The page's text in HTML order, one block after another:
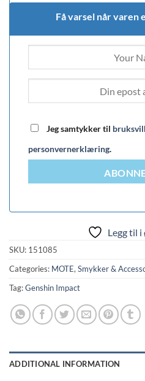
Få varsel når varen
Jeg samtykker til
personvernerklæring.
Legg til
SKU: 151085
Categories: MOTE, Smykker &
Tag:Genshin Impact
ADDITIONAL INFORMATION